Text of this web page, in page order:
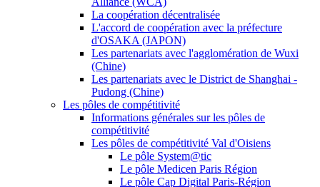
La coopération décentralisée
L'accord de coopération avec la préfecture
d'OSAKA (JAPON)
Les partenariats avec l'agglomération de Wuxi
(Chine)
Les partenariats avec le District de Shanghai -
Pudong (Chine)
Les pôles de compétitivité
Informations générales sur les pôles de
compétitivité
Les pôles de compétitivité Val d'Oisiens
Le pôle System@tic
Le pôle Medicen Paris Région
Le pôle Cap Digital Paris-Région